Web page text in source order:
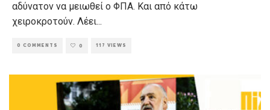
αδύνατον να μειωθεί ο ΦΠΑ. Και από κάτω
χειροκροτούν. Λέει...
0 COMMENTS 0 117 VIEWS